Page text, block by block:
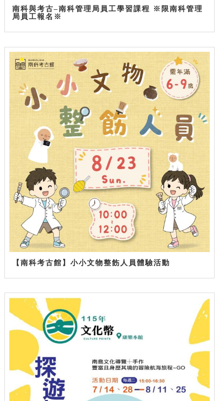
南科與考古–南科管理局員工學習課程 ※限南科管理
局員工報名※
【南科考古館】小小文物整飭人員體驗活動